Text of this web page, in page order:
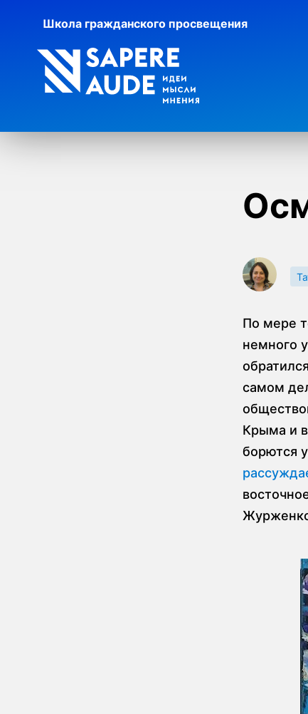
Школа гражданского просвещения
По мере
немного
самом
Крыма и
борются